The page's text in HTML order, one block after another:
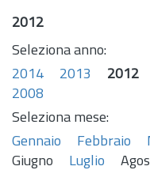
2012
Seleziona anno:
2014
2013 2012
2008
Seleziona mese:
Gennaio
Febbraio
Giugno
Luglio